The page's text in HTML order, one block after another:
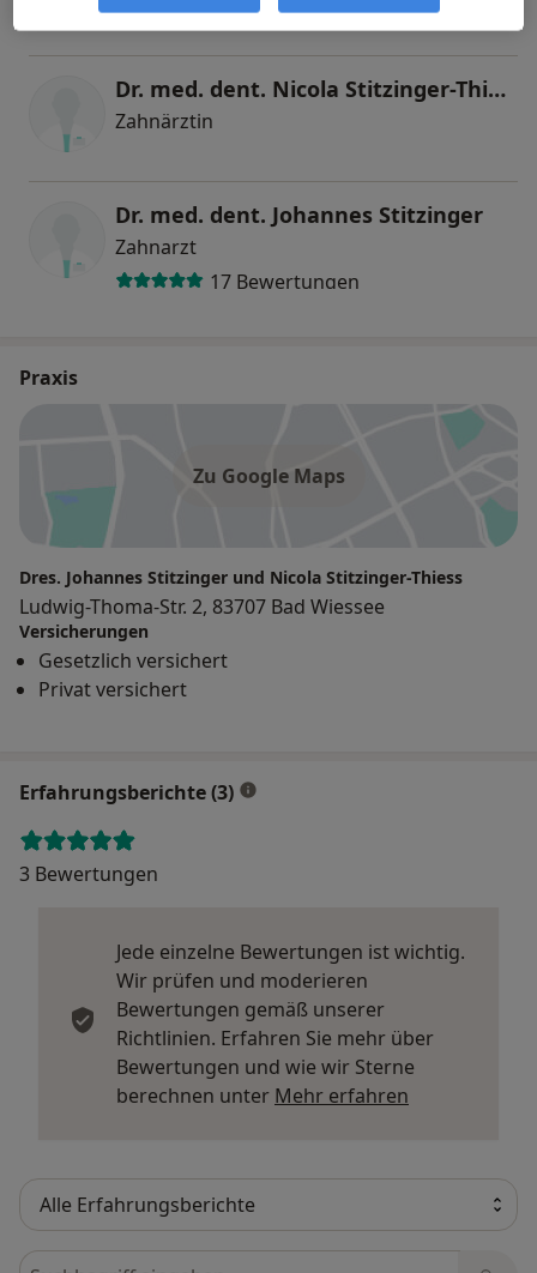
3 Bewertungen
Dr. med. dent. Nicola Stitzinger-Thiess
Zahnärztin
Dr. med. dent. Johannes Stitzinger
Zahnarzt
17 Bewertungen
Praxis
Zu Google Maps
Dres. Johannes Stitzinger und Nicola Stitzinger-Thiess
Ludwig-Thoma-Str. 2, 83707 Bad Wiessee
Versicherungen
Gesetzlich versichert
Privat versichert
Erfahrungsberichte (3)
3 Bewertungen
Jede einzelne Bewertungen ist wichtig.
Wir prüfen und moderieren
Bewertungen gemäß unserer
Richtlinien. Erfahren Sie mehr über
Bewertungen und wie wir Sterne
berechnen unter Mehr erfahren
Bewertungen durchsuchen